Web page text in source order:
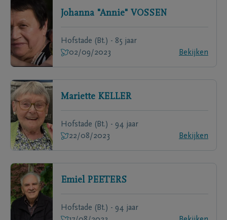
Johanna "Annie" VOSSEN
Hofstade (Bt.) - 85 jaar
02/09/2023
Bekijken
Mariette KELLER
Hofstade (Bt.) - 94 jaar
22/08/2023
Bekijken
Emiel PEETERS
Hofstade (Bt.) - 94 jaar